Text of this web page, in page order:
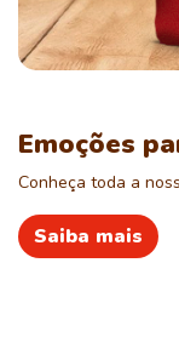
Emoções
Conheça toda a
Saiba mais